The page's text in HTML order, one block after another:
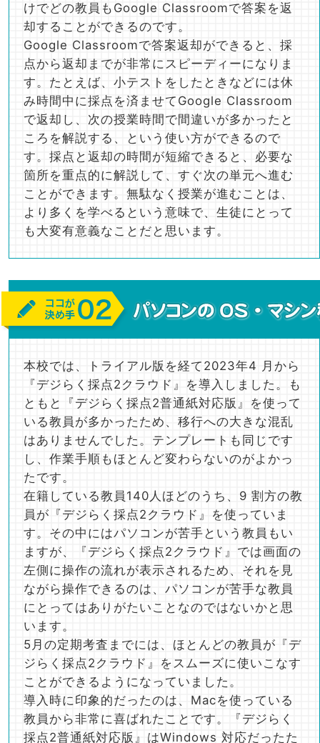
けでどの教員もGoogle Classroomで答案を返
却することができるのです。
Google Classroomで答案返却ができると、採
点から返却までが非常にスピーディーになりま
す。たとえば、小テストをしたときなどには休
み時間中に採点を済ませてGoogle Classroom
で返却し、次の授業時間で間違いが多かったと
ころを解説する、という使い方ができるので
す。採点と返却の時間が短縮できると、必要な
箇所を重点的に解説して、すぐ次の単元へ進む
ことができます。無駄なく授業が進むことは、
より多くを学べるという意味で、生徒にとって
も大変有意義なことだと思います。
本校では、トライアル版を経て2023年4 月から
『デジらく採点2クラウド』を導入しました。も
ともと『デジらく採点2普通紙対応版』を使って
いる教員が多かったため、移行への大きな混乱
はありませんでした。テンプレートも同じです
し、作業手順もほとんど変わらないのがよかっ
たです。
在籍している教員140人ほどのうち、9 割方の教
員が『デジらく採点2クラウド』を使っていま
す。その中にはパソコンが苦手という教員もい
ますが、『デジらく採点2クラウド』では画面の
左側に操作の流れが表示されるため、それを見
ながら操作できるのは、パソコンが苦手な教員
にとってはありがたいことなのではないかと思
います。
5月の定期考査までには、ほとんどの教員が『デ
ジらく採点2クラウド』をスムーズに使いこなす
ことができるようになっていました。
導入時に印象的だったのは、Macを使っている
教員から非常に喜ばれたことです。『デジらく
採点2普通紙対応版』はWindows 対応だったた